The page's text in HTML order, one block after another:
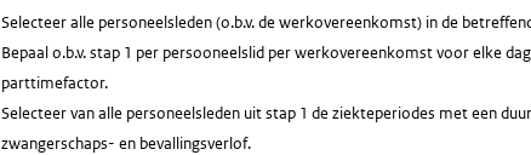
Selecteer alle personeelsleden (o.b.v. de werkovereenkomst) in de
Bepaal o.b.v. stap 1 per persooneelslid per werkovereenkomst voor elke
parttimefactor.
Selecteer van alle personeelsleden uit stap 1 de ziekteperiodes met een
zwangerschaps- en bevallingsverlof.